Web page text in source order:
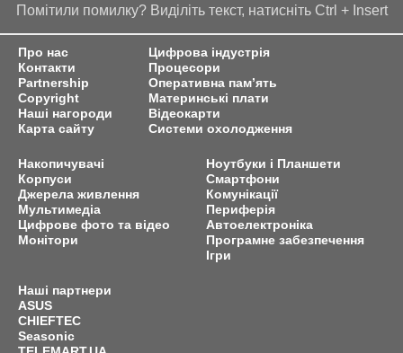
Помітили помилку? Виділіть текст, натисніть Ctrl + Insert
Про нас
Контакти
Partnership
Copyright
Наші нагороди
Карта сайту
Цифрова індустрія
Процесори
Оперативна пам’ять
Материнські плати
Відеокарти
Системи охолодження
Накопичувачі
Корпуси
Джерела живлення
Мультимедіа
Цифрове фото та відео
Монітори
Ноутбуки і Планшети
Смартфони
Комунікації
Периферія
Автоелектроніка
Програмне забезпечення
Ігри
Наші партнери
ASUS
CHIEFTEC
Seasonic